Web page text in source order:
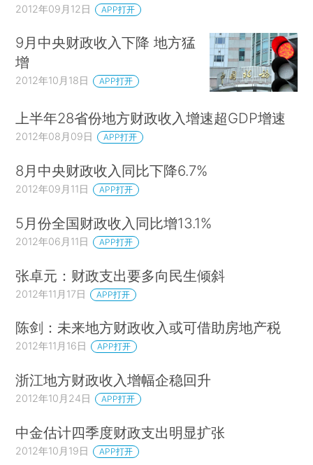
2012年09月12日 APP打开
9月中央财政收入下降 地方猛
增
2012年10月18日 APP打开
上半年28省份地方财政收入增速超GDP增速
2012年08月09日 APP打开
8月中央财政收入同比下降6.7%
2012年09月11日 APP打开
5月份全国财政收入同比增13.1%
2012年06月11日 APP打开
张卓元：财政支出要多向民生倾斜
2012年11月17日 APP打开
陈剑：未来地方财政收入或可借助房地产税
2012年11月16日 APP打开
浙江地方财政收入增幅企稳回升
2012年10月24日 APP打开
中金估计四季度财政支出明显扩张
2012年10月19日 APP打开